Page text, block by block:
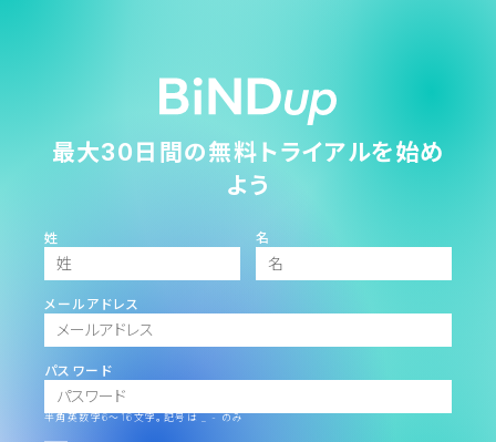
最大30日間の無料トライアルを始め
よう
姓 名
メールアドレス
パスワード
半角英数字6～16文字。記号は _ - のみ